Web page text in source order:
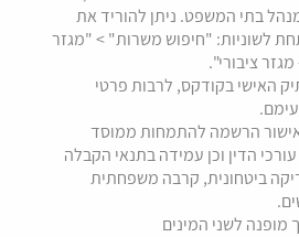
בתי המשפט. ניתן להוריד את
לשוניות: "חיפוש משרות" > "מגזר
ציבורי".
האישי בקודקס, לרבות פרטי
הרשמה להתמחות ממוסד
הדין וכן עמידה בתנאי הקבלה
ביטחונית, קרבה משפחתית
מופנה לשני המינים